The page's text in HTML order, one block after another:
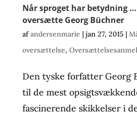
Når sproget har betydning
oversætte Georg Büchner
afandersenmarie | jan 27, 2015 |
oversættelse,
Den tyske forfatter Georg
til de mest
fascinerende skikkelser i